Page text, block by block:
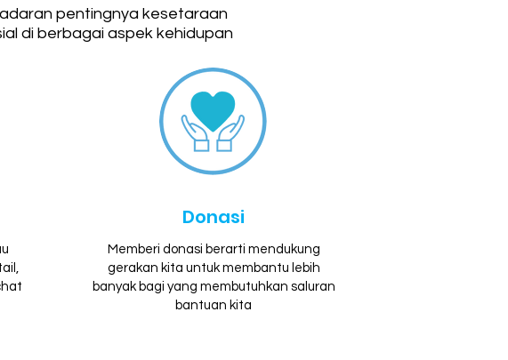
pentingnya kesetaraan
di berbagai aspek kehidupan
Donasi
Memberi donasi berarti mendukung
gerakan kita untuk membantu lebih
banyak bagi yang membutuhkan saluran
bantuan kita